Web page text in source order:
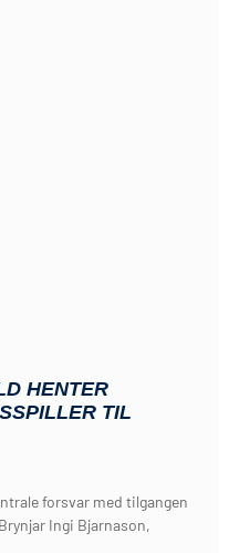
HENTER
TIL
forsvar med tilgangen
Ingi Bjarnason,